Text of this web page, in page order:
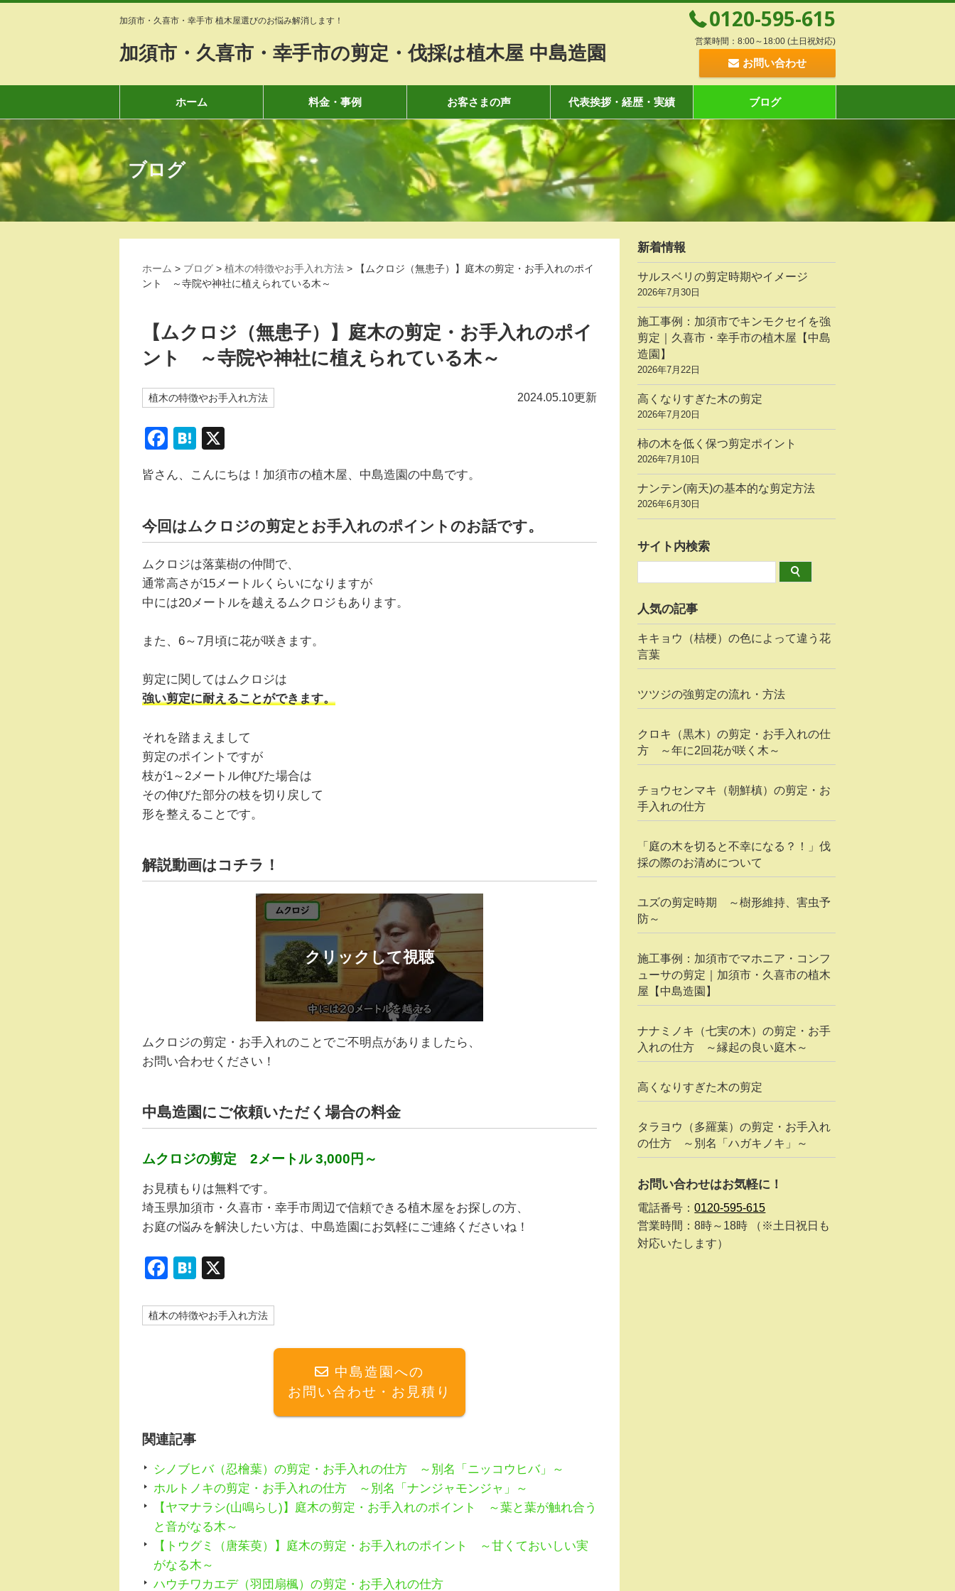
加須市・久喜市・幸手市 植木屋選びのお悩み解消します！
加須市・久喜市・幸手市の剪定・伐採は植木屋 中島造園
0120-595-615
営業時間：8:00～18:00 (土日祝対応)
お問い合わせ
ホーム 料金・事例 お客さまの声 代表挨拶・経歴・実績 ブログ
ブログ
ホーム > ブログ > 植木の特徴やお手入れ方法 >
【ムクロジ（無患子）】庭木の剪定・お手入れのポイ
ント ～寺院や神社に植えられている木～
【ムクロジ（無患子）】庭木の剪定・お手入れのポイ
ント ～寺院や神社に植えられている木～
植木の特徴やお手入れ方法 2024.05.10更新
F
c
b
o
k
H
e
a
皆さん、こんにちは！加須市の植木屋、中島造園の中島です。
今回はムクロジの剪定とお手入れのポイントのお話です。
ムクロジは落葉樹の仲間で、
通常高さが15メートルくらいになりますが
中には20メートルを越えるムクロジもあります。
また、6～7月頃に花が咲きます。
剪定に関してはムクロジは
強い剪定に耐えることができます。
それを踏まえまして
剪定のポイントですが
枝が1～2メートル伸びた場合は
その伸びた部分の枝を切り戻して
形を整えることです。
解説動画はコチラ！
ムクロジの剪定・お手入れのことでご不明点がありましたら、
お問い合わせください！
中島造園にご依頼いただく場合の料金
ムクロジの剪定 2メートル 3,000円～
お見積もりは無料です。
埼玉県加須市・久喜市・幸手市周辺で信頼できる植木屋をお探しの方、
お庭の悩みを解決したい方は、中島造園にお気軽にご連絡くださいね！
F
c
k
H
e
植木の特徴やお手入れ方法
中島造園への
お問い合わせ・お見積り
関連記事
シノブヒバ（忍檜葉）の剪定・お手入れの仕方 ～別名「ニッコウヒバ」～
ホルトノキの剪定・お手入れの仕方 ～別名「ナンジャモンジャ」～
【ヤマナラシ(山鳴らし)】庭木の剪定・お手入れのポイント ～葉と葉が触れ合う
と音がなる木～
【トウグミ（唐茱萸）】庭木の剪定・お手入れのポイント ～甘くておいしい実
がなる木～
ハウチワカエデ（羽団扇楓）の剪定・お手入れの仕方
新着情報
サルスベリの剪定時期やイメージ
2026年7月30日
施工事例：加須市でキンモクセイを強
剪定｜久喜市・幸手市の植木屋【中島
造園】
2026年7月22日
高くなりすぎた木の剪定
2026年7月20日
柿の木を低く保つ剪定ポイント
2026年7月10日
ナンテン(南天)の基本的な剪定方法
2026年6月30日
サイト内検索
人気の記事
キキョウ（桔梗）の色によって違う花
言葉
ツツジの強剪定の流れ・方法
クロキ（黒木）の剪定・お手入れの仕
方 ～年に2回花が咲く木～
チョウセンマキ（朝鮮槙）の剪定・お
手入れの仕方
「庭の木を切ると不幸になる？！」伐
採の際のお清めについて
ユズの剪定時期 ～樹形維持、害虫予
防～
施工事例：加須市でマホニア・コンフ
ューサの剪定｜加須市・久喜市の植木
屋【中島造園】
ナナミノキ（七実の木）の剪定・お手
入れの仕方 ～縁起の良い庭木～
高くなりすぎた木の剪定
タラヨウ（多羅葉）の剪定・お手入れ
の仕方 ～別名「ハガキノキ」～
お問い合わせはお気軽に！
電話番号：0120-595-615
営業時間：8時～18時 （※土日祝日も
対応いたします）